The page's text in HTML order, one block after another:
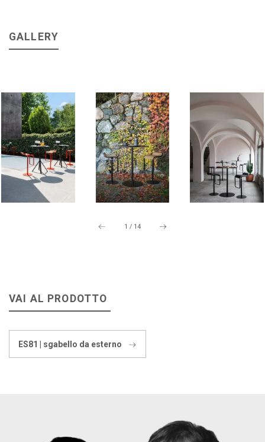
GALLERY
1 / 14
VAI AL PRODOTTO
ES81 | sgabello da esterno